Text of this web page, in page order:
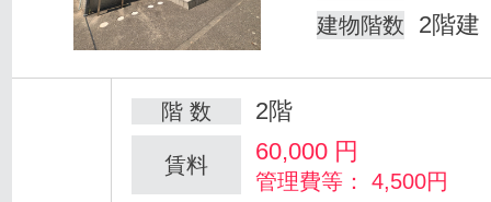
建物階数 2階建
階 数 2階
賃料 60,000 円
管理費等： 4,500円